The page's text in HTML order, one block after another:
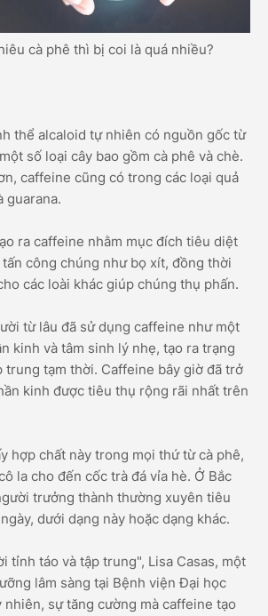
cà phê thì bị coi là quá nhiều?
thể alcaloid tự nhiên có nguồn gốc từ
số loại cây bao gồm cà phê và chè.
caffeine cũng có trong các loại quả
guarana.
ra caffeine nhằm mục đích tiêu diệt
công chúng như bọ xít, đồng thời
các loài khác giúp chúng thụ phấn.
từ lâu đã sử dụng caffeine như một
kinh và tâm sinh lý nhẹ, tạo ra trạng
trung tạm thời. Caffeine bây giờ đã trở
kinh được tiêu thụ rộng rãi nhất trên
hợp chất này trong mọi thứ từ cà phê,
la cho đến cốc trà đá vỉa hè. Ở Bắc
trưởng thành thường xuyên tiêu
dưới dạng này hoặc dạng khác.
tỉnh táo và tập trung", Lisa Casas, một
lâm sàng tại Bệnh viện Đại học
nhiên, sự tăng cường mà caffeine tạo